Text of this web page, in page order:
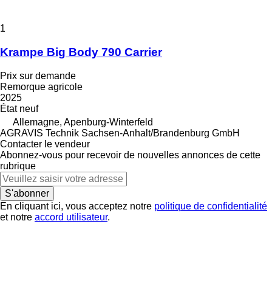
1
Krampe Big Body 790 Carrier
Prix sur demande
Remorque agricole
2025
Étatneuf
Allemagne, Apenburg-Winterfeld
AGRAVIS Technik Sachsen-Anhalt/Brandenburg GmbH
Contacter le vendeur
Abonnez-vous pour recevoir de nouvelles annonces de cette
rubrique
S'abonner
En cliquant ici, vous acceptez notre politique de confidentialité
et notre accord utilisateur.